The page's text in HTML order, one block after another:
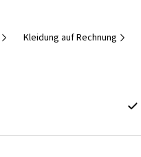
Kleidung auf Rechnung